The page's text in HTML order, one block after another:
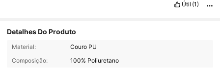
Útil (1)
Detalhes Do Produto
Material:
Couro PU
Composição:
100% Poliuretano
13K Seguidores